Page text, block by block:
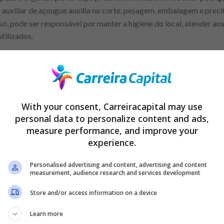
de açougue auxilia no corte, pesagem, embalagem e
pode ser responsável por manter a higiene do local, atender
amplie seu currículo profissional em 2024!
seu lugar no mercado de trabalho e decolar sua
O
tem como
riscos, propondo medidas preventivas, realizando
With your consent, Carreiracapital may use
personal data to personalize content and ads,
measure performance, and improve your
experience.
Personalised advertising and content, advertising and content
measurement, audience research and services development
Store and/or access information on a device
Learn more